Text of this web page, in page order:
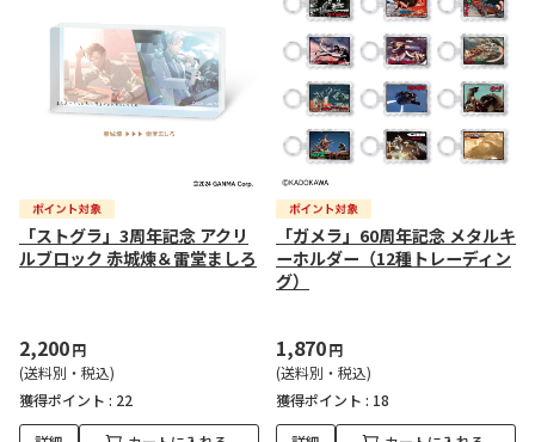
「ストグラ」3周年記念 アクリ
ルブロック 赤城煉＆雷堂ましろ
2,200円
(送料別・税込)
獲得ポイント : 22
「ガメラ」60周年記念 メタルキ
ーホルダー（12種トレーディン
グ）
1,870円
(送料別・税込)
獲得ポイント : 18